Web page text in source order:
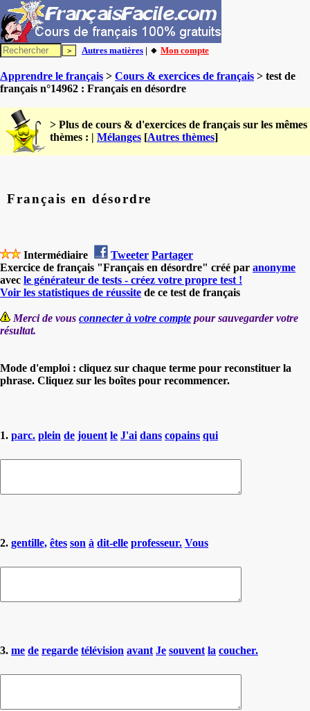
Autres matières | 🔸 Mon compte
Apprendre le français > Cours & exercices de français > test de
français n°14962 : Français en désordre
> Plus de cours & d'exercices de français sur les mêmes
thèmes : | Mélanges [Autres thèmes]
Français en désordre
Intermédiaire Tweeter Partager
Exercice de français "Français en désordre" créé par anonyme
avec le générateur de tests - créez votre propre test !
Voir les statistiques de réussite de ce test de français
Merci de vous connecter à votre compte pour sauvegarder votre
résultat.
Mode d'emploi : cliquez sur chaque terme pour reconstituer la
phrase. Cliquez sur les boîtes pour recommencer.
1. parc. plein de jouent le J'ai dans copains qui
2. gentille, êtes son à dit-elle professeur. Vous
3. me de regarde télévision avant Je souvent la coucher.